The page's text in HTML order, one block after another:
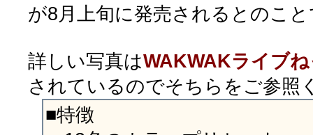
が8月上旬に発売されるとのこ
詳しい写真はWAKWAKライブ
されているのでそちらをご参照
■特徴